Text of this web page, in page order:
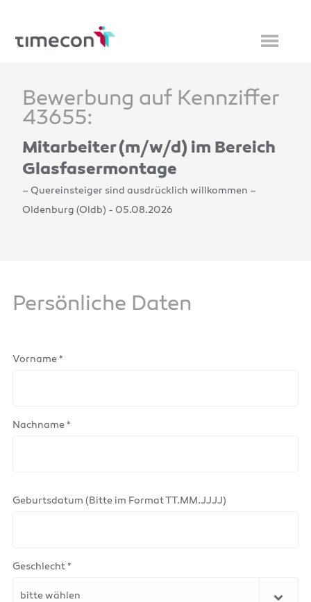
Bewerbung auf Kennziffer
43655:
Mitarbeiter (m/w/d) im Bereich
Glasfasermontage
– Quereinsteiger sind ausdrücklich willkommen –
Oldenburg (Oldb) - 05.08.2026
Persönliche Daten
Vorname *
Nachname *
Geburtsdatum (Bitte im Format TT.MM.JJJJ)
Geschlecht *
bitte wählen